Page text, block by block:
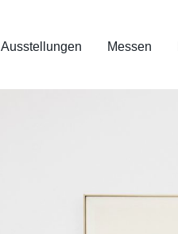
Ausstellungen Messen